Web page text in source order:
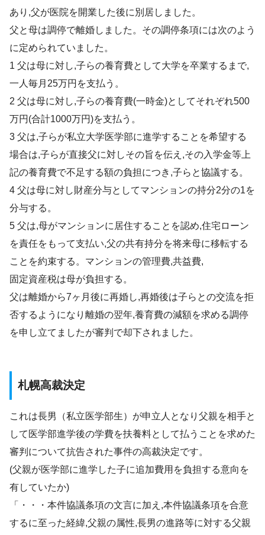
あり,父が医院を開業した後に別居しました。
父と母は調停で離婚しました。その調停条項には次のよう
に定められていました。
1 父は母に対し,子らの養育費として大学を卒業するまで,
一人毎月25万円を支払う。
2 父は母に対し,子らの養育費(一時金)としてそれぞれ500
万円(合計1000万円)を支払う。
3 父は,子らが私立大学医学部に進学することを希望する
場合は,子らが直接父に対しその旨を伝え,その入学金等上
記の養育費で不足する額の負担につき,子らと協議する。
4 父は母に対し財産分与としてマンションの持分2分の1を
分与する。
5 父は,母がマンションに居住することを認め,住宅ローン
を責任をもって支払い,父の共有持分を将来母に移転する
ことを約束する。マンションの管理費,共益費,
固定資産税は母が負担する。
父は離婚から7ヶ月後に再婚し,再婚後は子らとの交流を拒
否するようになり離婚の翌年,養育費の減額を求める調停
を申し立てましたが審判で却下されました。
札幌高裁決定
これは長男（私立医学部生）が申立人となり父親を相手と
して医学部進学後の学費を扶養料として払うことを求めた
審判について抗告された事件の高裁決定です。
(父親が医学部に進学した子に追加費用を負担する意向を
有していたか)
「・・・本件協議条項の文言に加え,本件協議条項を合意
するに至った経緯,父親の属性,長男の進路等に対する父親